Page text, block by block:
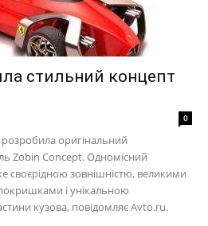
стильний концепт
0
розробила оригінальний
Zobin Concept. Одномісний
своєрідною зовнішністю, великими
і унікальною
кузова, повідомляє Avto.ru.